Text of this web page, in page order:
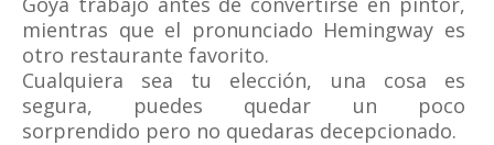
mientras que el pronunciado Hemingway es
otro restaurante favorito.
Cualquiera sea tu elección, una cosa es
segura, puedes quedar un poco
sorprendido pero no quedaras decepcionado.